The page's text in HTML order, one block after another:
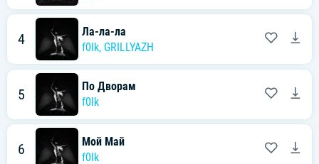
4
Ла-ла-ла
f0lk, GRILLYAZH
5
По Дворам
f0lk
6
Мой Май
f0lk